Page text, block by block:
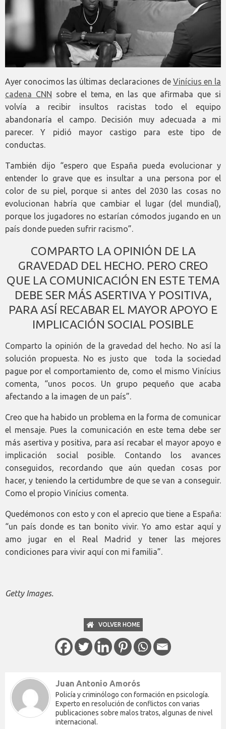
Ayer conocimos las últimas declaraciones de Vinícius en la
cadena CNN sobre el tema, en las que afirmaba que si
volvía a recibir insultos racistas todo el equipo
abandonaría el campo. Decisión muy adecuada a mi
parecer. Y pidió mayor castigo para este tipo de
conductas.
También dijo “espero que España pueda evolucionar y
entender lo grave que es insultar a una persona por el
color de su piel, porque si antes del 2030 las cosas no
evolucionan habría que cambiar el lugar (del mundial),
porque los jugadores no estarían cómodos jugando en un
país donde pueden sufrir racismo”.
COMPARTO LA OPINIÓN DE LA
GRAVEDAD DEL HECHO. PERO CREO
QUE LA COMUNICACIÓN EN ESTE TEMA
DEBE SER MÁS ASERTIVA Y POSITIVA,
PARA ASÍ RECABAR EL MAYOR APOYO E
IMPLICACIÓN SOCIAL POSIBLE
Comparto la opinión de la gravedad del hecho. No así la
solución propuesta. No es justo que toda la sociedad
pague por el comportamiento de, como el mismo Vinícius
comenta, “unos pocos. Un grupo pequeño que acaba
afectando a la imagen de un país”.
Creo que ha habido un problema en la forma de comunicar
el mensaje. Pues la comunicación en este tema debe ser
más asertiva y positiva, para así recabar el mayor apoyo e
implicación social posible. Contando los avances
conseguidos, recordando que aún quedan cosas por
hacer, y teniendo la certidumbre de que se van a conseguir.
Como el propio Vinícius comenta.
Quedémonos con esto y con el aprecio que tiene a España:
“un país donde es tan bonito vivir. Yo amo estar aquí y
amo jugar en el Real Madrid y tener las mejores
condiciones para vivir aquí con mi familia”.
Getty Images.
VOLVER HOME
Juan Antonio Amorós
Policía y criminólogo con formación en psicología.
Experto en resolución de conflictos con varias
publicaciones sobre malos tratos, algunas de nivel
internacional.